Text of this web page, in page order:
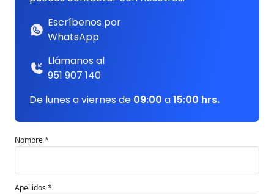
Escríbenos por
WhatsApp
Llámanos al
951 907 140
De lunes a viernes de 09:00 a15:00 hrs.
Nombre *
Apellidos *